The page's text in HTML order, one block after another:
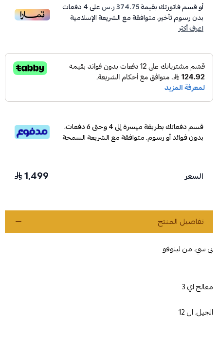
أو قسم فاتورتك بقيمة374.75 ر.س على4دفعات
بدون رسوم تأخير، متوافقة مع الشريعة الإسلامية
اعرف أكثر
قسم دفعاتك بطريقة ميسرة إلى 4 وحتى 6 دفعات،
بدون فوائد أو رسوم. متوافقة مع الشريعة السمحة
السعر 1,499
تفاصيل المنتج
بي سي. من لينوفو
معالج اي 3
الجيل. ال 12